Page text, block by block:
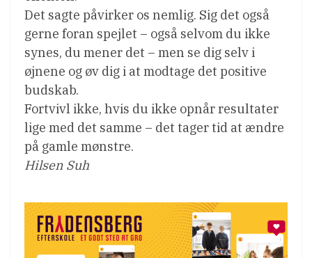
Det sagte påvirker os nemlig. Sig det også
gerne foran spejlet – også selvom du ikke
synes, du mener det – men se dig selv i
øjnene og øv dig i at modtage det positive
budskab.
Fortvivl ikke, hvis du ikke opnår resultater
lige med det samme – det tager tid at ændre
på gamle mønstre.
Hilsen Suh